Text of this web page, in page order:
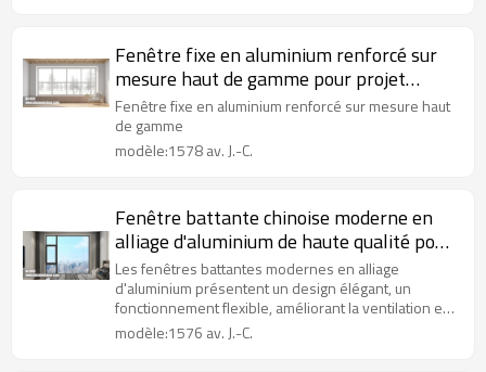
Fenêtre fixe en aluminium renforcé sur
mesure haut de gamme pour projet
d'appartement
Fenêtre fixe en aluminium renforcé sur mesure haut
de gamme
modèle:1578 av. J.-C.
Fenêtre battante chinoise moderne en
alliage d'aluminium de haute qualité pour
projet d'appartement
Les fenêtres battantes modernes en alliage
d'aluminium présentent un design élégant, un
fonctionnement flexible, améliorant la ventilation et
l'esthétique intérieure.
modèle:1576 av. J.-C.